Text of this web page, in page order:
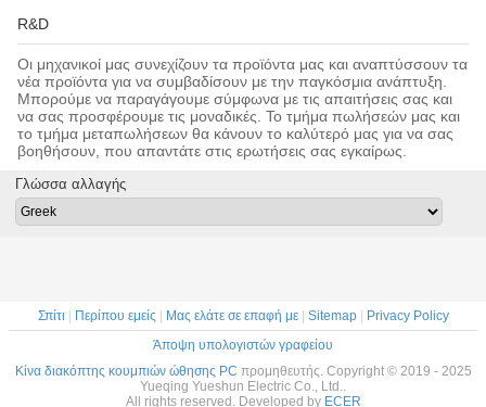
R&D
Οι μηχανικοί μας συνεχίζουν τα προϊόντα μας και αναπτύσσουν τα
νέα προϊόντα για να συμβαδίσουν με την παγκόσμια ανάπτυξη.
Μπορούμε να παραγάγουμε σύμφωνα με τις απαιτήσεις σας και
να σας προσφέρουμε τις μοναδικές. Το τμήμα πωλήσεών μας και
το τμήμα μεταπωλήσεων θα κάνουν το καλύτερό μας για να σας
βοηθήσουν, που απαντάτε στις ερωτήσεις σας εγκαίρως.
Γλώσσα αλλαγής
Σπίτι Περίπου εμείς Μας ελάτε σε επαφή με| Sitemap|
Privacy Policy
Άποψη υπολογιστών γραφείου
Κίνα διακόπτης κουμπιών ώθησης PC προμηθευτής. Copyright © 2019 - 2025
Yueqing Yueshun Electric Co., Ltd..
All rights reserved. Developed by ECER